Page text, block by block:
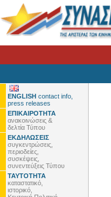
ENGLISH contact info,
press releases
ΕΠΙΚΑΙΡΟΤΗΤΑ
ανακοινώσεις &
δελτία Τύπου
ΕΚΔΗΛΩΣΕΙΣ
συγκεντρώσεις,
περιοδείες,
συσκέψεις,
συνεντεύξεις Τύπου
ΤΑΥΤΟΤΗΤΑ
καταστατικό,
ιστορικό,